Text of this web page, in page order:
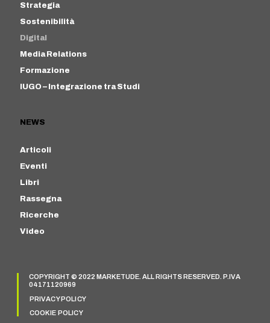
Strategia
Sostenibilità
Digital
Media Relations
Formazione
IUGO – Integrazione tra Studi
NEWS
Articoli
Eventi
Libri
Rassegna
Ricerche
Video
COPYRIGHT © 2022 MARKETUDE. ALL RIGHTS RESERVED. P.IVA
04171120969
PRIVACY POLICY
COOKIE POLICY